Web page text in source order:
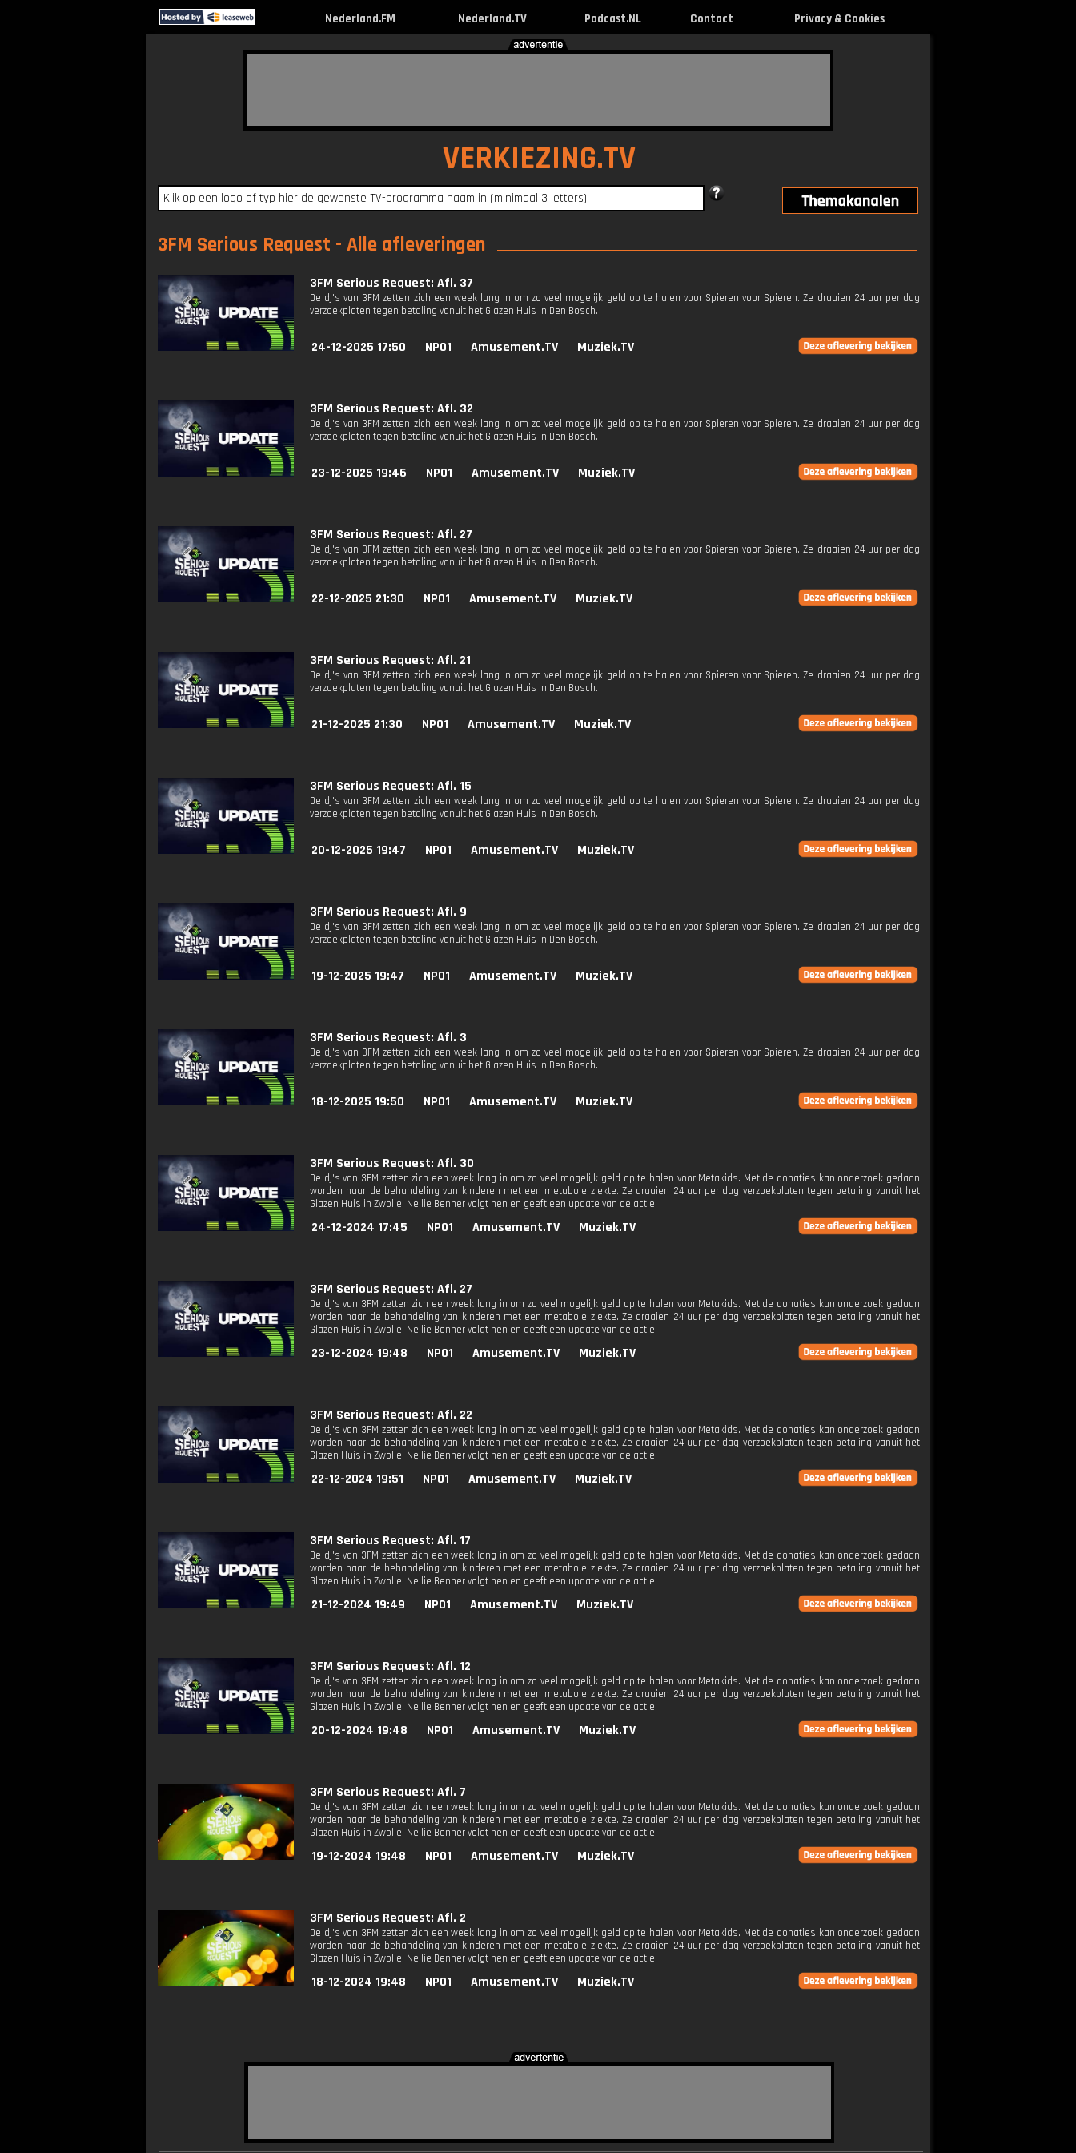
Nederland.FM Nederland.TV Podcast.NL Contact Privacy & Cookies
VERKIEZING.TV
3FM Serious Request - Alle afleveringen
3FM Serious Request: Afl. 37
De dj's van 3FM zetten zich een week lang in om zo veel mogelijk geld op te halen voor Spieren voor Spieren. Ze draaien 24 uur per dag
verzoekplaten tegen betaling vanuit het Glazen Huis in Den Bosch.
24-12-2025 17:50 NPO1 Amusement.TV Muziek.TV
3FM Serious Request: Afl. 32
De dj's van 3FM zetten zich een week lang in om zo veel mogelijk geld op te halen voor Spieren voor Spieren. Ze draaien 24 uur per dag
verzoekplaten tegen betaling vanuit het Glazen Huis in Den Bosch.
23-12-2025 19:46 NPO1 Amusement.TV Muziek.TV
3FM Serious Request: Afl. 27
De dj's van 3FM zetten zich een week lang in om zo veel mogelijk geld op te halen voor Spieren voor Spieren. Ze draaien 24 uur per dag
verzoekplaten tegen betaling vanuit het Glazen Huis in Den Bosch.
22-12-2025 21:30 NPO1 Amusement.TV Muziek.TV
3FM Serious Request: Afl. 21
De dj's van 3FM zetten zich een week lang in om zo veel mogelijk geld op te halen voor Spieren voor Spieren. Ze draaien 24 uur per dag
verzoekplaten tegen betaling vanuit het Glazen Huis in Den Bosch.
21-12-2025 21:30 NPO1 Amusement.TV Muziek.TV
3FM Serious Request: Afl. 15
De dj's van 3FM zetten zich een week lang in om zo veel mogelijk geld op te halen voor Spieren voor Spieren. Ze draaien 24 uur per dag
verzoekplaten tegen betaling vanuit het Glazen Huis in Den Bosch.
20-12-2025 19:47 NPO1 Amusement.TV Muziek.TV
3FM Serious Request: Afl. 9
De dj's van 3FM zetten zich een week lang in om zo veel mogelijk geld op te halen voor Spieren voor Spieren. Ze draaien 24 uur per dag
verzoekplaten tegen betaling vanuit het Glazen Huis in Den Bosch.
19-12-2025 19:47 NPO1 Amusement.TV Muziek.TV
3FM Serious Request: Afl. 3
De dj's van 3FM zetten zich een week lang in om zo veel mogelijk geld op te halen voor Spieren voor Spieren. Ze draaien 24 uur per dag
verzoekplaten tegen betaling vanuit het Glazen Huis in Den Bosch.
18-12-2025 19:50 NPO1 Amusement.TV Muziek.TV
3FM Serious Request: Afl. 30
De dj's van 3FM zetten zich een week lang in om zo veel mogelijk geld op te halen voor Metakids. Met de donaties kan onderzoek gedaan
worden naar de behandeling van kinderen met een metabole ziekte. Ze draaien 24 uur per dag verzoekplaten tegen betaling vanuit het
Glazen Huis in Zwolle. Nellie Benner volgt hen en geeft een update van de actie.
24-12-2024 17:45 NPO1 Amusement.TV Muziek.TV
3FM Serious Request: Afl. 27
De dj's van 3FM zetten zich een week lang in om zo veel mogelijk geld op te halen voor Metakids. Met de donaties kan onderzoek gedaan
worden naar de behandeling van kinderen met een metabole ziekte. Ze draaien 24 uur per dag verzoekplaten tegen betaling vanuit het
Glazen Huis in Zwolle. Nellie Benner volgt hen en geeft een update van de actie.
23-12-2024 19:48 NPO1 Amusement.TV Muziek.TV
3FM Serious Request: Afl. 22
De dj's van 3FM zetten zich een week lang in om zo veel mogelijk geld op te halen voor Metakids. Met de donaties kan onderzoek gedaan
worden naar de behandeling van kinderen met een metabole ziekte. Ze draaien 24 uur per dag verzoekplaten tegen betaling vanuit het
Glazen Huis in Zwolle. Nellie Benner volgt hen en geeft een update van de actie.
22-12-2024 19:51 NPO1 Amusement.TV Muziek.TV
3FM Serious Request: Afl. 17
De dj's van 3FM zetten zich een week lang in om zo veel mogelijk geld op te halen voor Metakids. Met de donaties kan onderzoek gedaan
worden naar de behandeling van kinderen met een metabole ziekte. Ze draaien 24 uur per dag verzoekplaten tegen betaling vanuit het
Glazen Huis in Zwolle. Nellie Benner volgt hen en geeft een update van de actie.
21-12-2024 19:49 NPO1 Amusement.TV Muziek.TV
3FM Serious Request: Afl. 12
De dj's van 3FM zetten zich een week lang in om zo veel mogelijk geld op te halen voor Metakids. Met de donaties kan onderzoek gedaan
worden naar de behandeling van kinderen met een metabole ziekte. Ze draaien 24 uur per dag verzoekplaten tegen betaling vanuit het
Glazen Huis in Zwolle. Nellie Benner volgt hen en geeft een update van de actie.
20-12-2024 19:48 NPO1 Amusement.TV Muziek.TV
3FM Serious Request: Afl. 7
De dj's van 3FM zetten zich een week lang in om zo veel mogelijk geld op te halen voor Metakids. Met de donaties kan onderzoek gedaan
worden naar de behandeling van kinderen met een metabole ziekte. Ze draaien 24 uur per dag verzoekplaten tegen betaling vanuit het
Glazen Huis in Zwolle. Nellie Benner volgt hen en geeft een update van de actie.
19-12-2024 19:48 NPO1 Amusement.TV Muziek.TV
3FM Serious Request: Afl. 2
De dj's van 3FM zetten zich een week lang in om zo veel mogelijk geld op te halen voor Metakids. Met de donaties kan onderzoek gedaan
worden naar de behandeling van kinderen met een metabole ziekte. Ze draaien 24 uur per dag verzoekplaten tegen betaling vanuit het
Glazen Huis in Zwolle. Nellie Benner volgt hen en geeft een update van de actie.
18-12-2024 19:48 NPO1 Amusement.TV Muziek.TV